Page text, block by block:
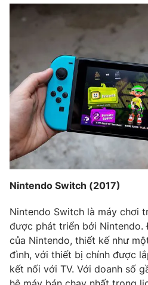
Nintendo Switch (2017)
Nintendo Switch là máy chơi
được phát triển bởi Nintendo.
của Nintendo, thiết kế như
đình, với thiết bị chính được
kết nối với TV. Với doanh số